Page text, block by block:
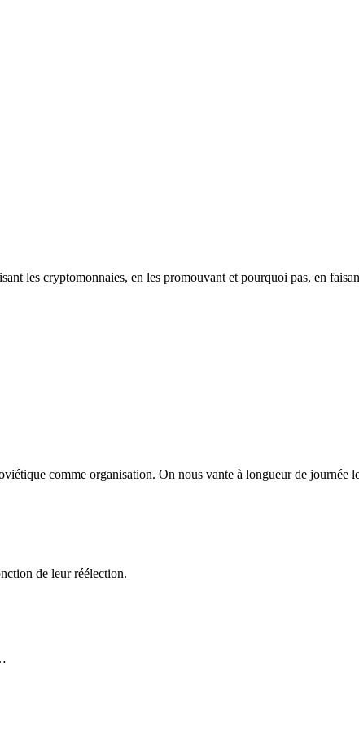
les cryptomonnaies, en les promouvant et pourquoi pas, en
comme organisation. On nous vante à longueur de journée
de leur réélection.